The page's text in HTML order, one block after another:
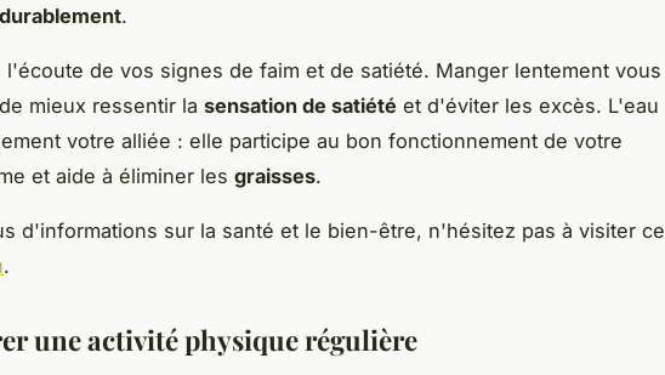
.
l'écoute de vos signes de faim et de satiété. Manger lentement vous
mieux ressentir la sensation de satiété et d'éviter les excès. L'eau
votre alliée : elle participe au bon fonctionnement de votre
et aide à éliminer les graisses.
d'informations sur la santé et le bien-être, n'hésitez pas à visiter ce
.
une activité physique régulière